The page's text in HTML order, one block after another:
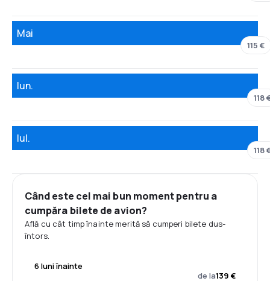
Mai
115 €
Iun.
118
Iul.
118
Când este cel mai bun moment pentru a
cumpăra bilete de avion?
Află cu cât timp înainte merită să cumperi bilete dus-
întors.
6 luni înainte
de la139 €